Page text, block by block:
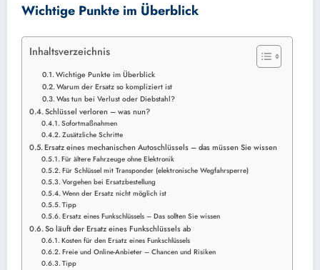
Wichtige Punkte im Überblick
Inhaltsverzeichnis
Wichtige Punkte im Überblick
Warum der Ersatz so kompliziert ist
Was tun bei Verlust oder Diebstahl?
Schlüssel verloren – was nun?
Sofortmaßnahmen
Zusätzliche Schritte
Ersatz eines mechanischen Autoschlüssels – das müssen Sie wissen
Für ältere Fahrzeuge ohne Elektronik
Für Schlüssel mit Transponder (elektronische Wegfahrsperre)
Vorgehen bei Ersatzbestellung
Wenn der Ersatz nicht möglich ist
Tipp
Ersatz eines Funkschlüssels – Das sollten Sie wissen
So läuft der Ersatz eines Funkschlüssels ab
Kosten für den Ersatz eines Funkschlüssels
Freie und Online-Anbieter – Chancen und Risiken
Tipp